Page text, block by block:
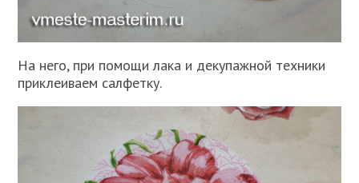
На него, при помощи лака и декупажной техники
приклеиваем салфетку.